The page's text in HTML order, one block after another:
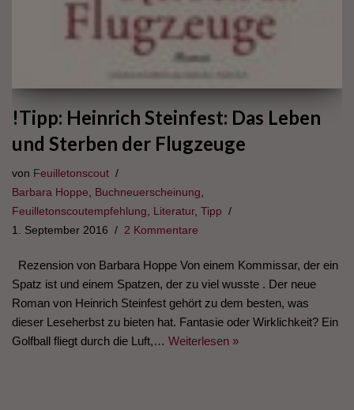
!Tipp: Heinrich Steinfest: Das Leben
und Sterben der Flugzeuge
von Feuilletonscout
Barbara Hoppe
Buchneuerscheinung
Feuilletonscoutempfehlung
Literatur, Tipp
1. September 2016
2 Kommentare
Rezension von Barbara Hoppe Von einem Kommissar, der ein
Spatz ist und einem Spatzen, der zu viel wusste . Der neue
Roman von Heinrich Steinfest gehört zu dem besten, was
dieser Leseherbst zu bieten hat. Fantasie oder Wirklichkeit? Ein
Golfball fliegt durch die Luft,… Weiterlesen »